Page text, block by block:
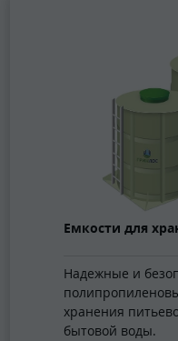
Емкости для
Надежные и
хранения
бытовой воды.